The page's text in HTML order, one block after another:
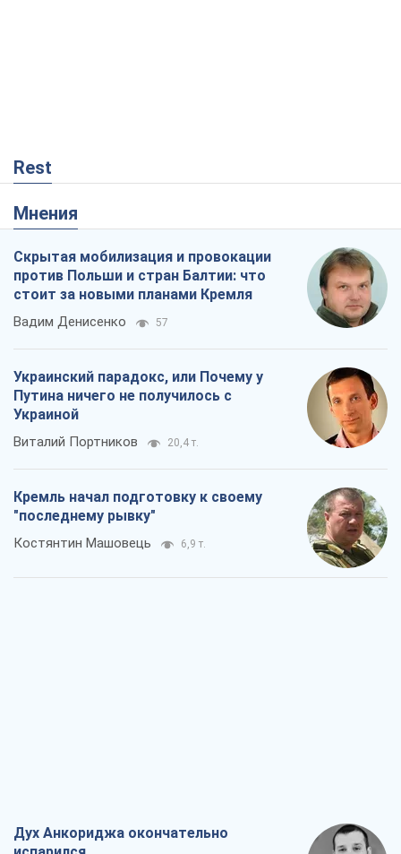
Rest
Мнения
Скрытая мобилизация и провокации
против Польши и стран Балтии: что
стоит за новыми планами Кремля
Вадим Денисенко 57
Украинский парадокс, или Почему у
Путина ничего не получилось с
Украиной
Виталий Портников 20,4 т.
Кремль начал подготовку к своему
"последнему рывку"
Костянтин Машовець 6,9 т.
Дух Анкориджа окончательно